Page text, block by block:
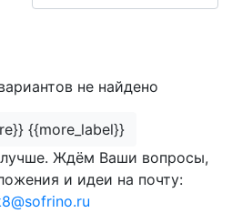
не найдено
{{more_label}}
Ждём Ваши вопросы,
и идеи на почту: